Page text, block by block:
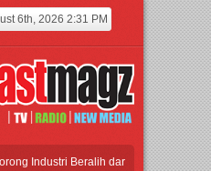
6th, 2026 2:31 PM
Industri Beralih dari Kampanye ke